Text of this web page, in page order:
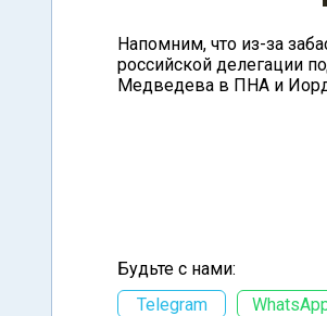
Напомним, что из-за
российской делегации
Медведева в ПНА и
Будьте с нами:
Telegram